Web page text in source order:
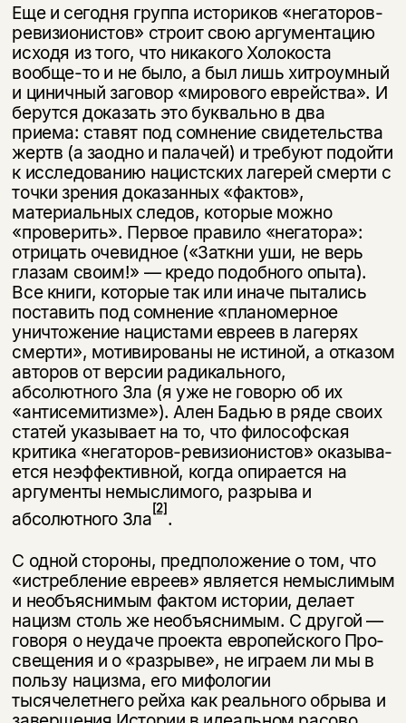
Еще и сегодня группа историков «негаторов-
ревизионистов» строит свою аргументацию
исходя из того, что никакого Холокоста
вообще-то и не было, а был лишь хитроумный
и циничный заговор «мирового еврейства». И
бе­рутся доказать это буквально в два
приема: ставят под сомнение свидетель­ства
жертв (а заодно и палачей) и требуют подойти
к исследованию нацист­ских лагерей смерти с
точки зрения доказанных «фактов»,
материальных следов, которые можно
«проверить». Первое правило «негатора»:
отрицать очевидное («Заткни уши, не верь
глазам своим!» — кредо подобного опыта).
Все книги, которые так или иначе пытались
поставить под сомнение «плано­мерное
уничтожение нацистами евреев в лагерях
смерти», мотивированы не истиной, а отказом
авторов от версии радикального,
абсолютного Зла (я уже не говорю об их
«антисемитизме»). Ален Бадью в ряде своих
статей указы­вает на то, что философская
критика «негаторов-ревизионистов» оказыва­
ется неэффективной, когда опирается на
аргументы немыслимого, разрыва и
абсолютного Зла[2] .
С одной стороны, предположение о том, что
«истребление евреев» яв­ляется немыслимым
и необъяснимым фактом истории, делает
нацизм столь же необъяснимым. С другой —
говоря о неудаче проекта европейского Про­
свещения и о «разрыве», не играем ли мы в
пользу нацизма, его мифологии
тысячелетнего рейха как реального обрыва и